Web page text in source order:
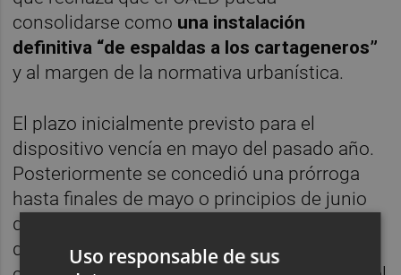
consolidarse como una instalación
definitiva “de espaldas a los cartageneros”
y al margen de la normativa urbanística.
El plazo inicialmente previsto para el
dispositivo vencía en mayo del pasado año.
Posteriormente se concedió una prórroga
hasta finales de mayo o principios de junio
de este ejercicio. Ese calendario, unido al
desarrollo de las obras, mantiene abierto el
Uso responsable de sus